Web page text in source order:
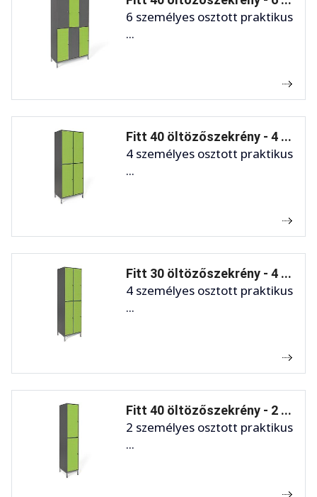
6 személyes osztott praktikus
...
Fitt 40 öltözőszekrény - 4 ...
4 személyes osztott praktikus
...
Fitt 30 öltözőszekrény - 4 ...
4 személyes osztott praktikus
...
Fitt 40 öltözőszekrény - 2 ...
2 személyes osztott praktikus
...